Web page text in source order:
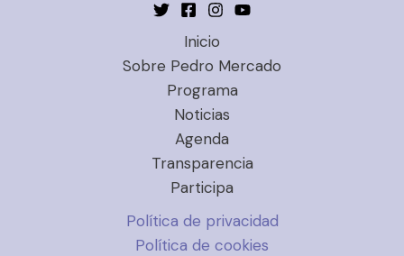
Inicio
Sobre Pedro Mercado
Programa
Noticias
Agenda
Transparencia
Participa
Política de privacidad
Política de cookies